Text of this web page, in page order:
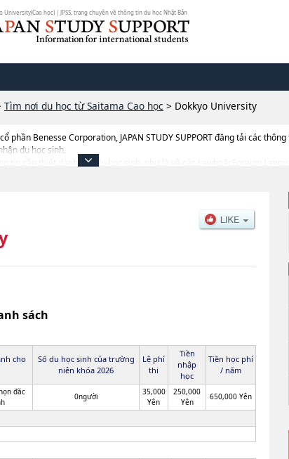
University(Cao học) | JPSS, trang chuyên về thông tin du học Nhật Bản
Tìm nơi du học từ Saitama Cao học > Dokkyo University
Benesse Corporation, JAPAN STUDY SUPPORT đăng tải các
du học sinh.
tin cần thiết dành cho du học sinh, như là về các LawhoặcForeign
sách
cho
Số du học sinh của trường
niên khóa 2026
Lệ phí
thi
Tiền
nhập
học
Tiền học phí
/ năm
đăc
0người
35,000
Yên
250,000
Yên
650,000 Yên